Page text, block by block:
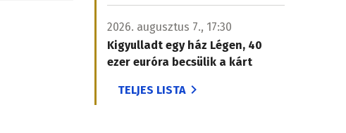
2026. augusztus 7., 17:30
Kigyulladt egy ház Légen, 40
ezer euróra becsülik a kárt
TELJES LISTA